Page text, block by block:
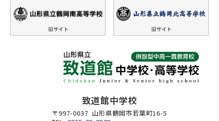
致道館中学校
〒997-0037 山形県鶴岡市若葉町16-5